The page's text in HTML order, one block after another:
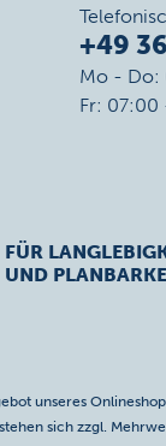
+49
Mo - Do:
Fr: 07:00
FÜR
UND
unseres
sich zzgl.